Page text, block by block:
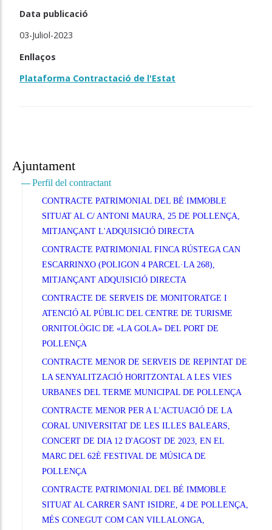
Ajuntament
Perfil del contractant
CONTRACTE PATRIMONIAL DEL BÉ IMMOBLE
SITUAT AL C/ ANTONI MAURA, 25 DE POLLENÇA,
MITJANÇANT L'ADQUISICIÓ DIRECTA
CONTRACTE PATRIMONIAL FINCA RÚSTEGA CAN
ESCARRINXO (POLIGON 4 PARCEL·LA 268),
MITJANÇANT ADQUISICIÓ DIRECTA
CONTRACTE DE SERVEIS DE MONITORATGE I
ATENCIÓ AL PÚBLIC DEL CENTRE DE TURISME
ORNITOLÒGIC DE «LA GOLA» DEL PORT DE
POLLENÇA
CONTRACTE MENOR DE SERVEIS DE REPINTAT DE
LA SENYALITZACIÓ HORITZONTAL A LES VIES
URBANES DEL TERME MUNICIPAL DE POLLENÇA
CONTRACTE MENOR PER A L'ACTUACIÓ DE LA
CORAL UNIVERSITAT DE LES ILLES BALEARS,
CONCERT DE DIA 12 D'AGOST DE 2023, EN EL
MARC DEL 62È FESTIVAL DE MÚSICA DE
POLLENÇA
CONTRACTE PATRIMONIAL DEL BÉ IMMOBLE
SITUAT AL CARRER SANT ISIDRE, 4 DE POLLENÇA,
MÉS CONEGUT COM CAN VILLALONGA,
Data publicació
03-Juliol-2023
Enllaços
Plataforma Contractació de l'Estat